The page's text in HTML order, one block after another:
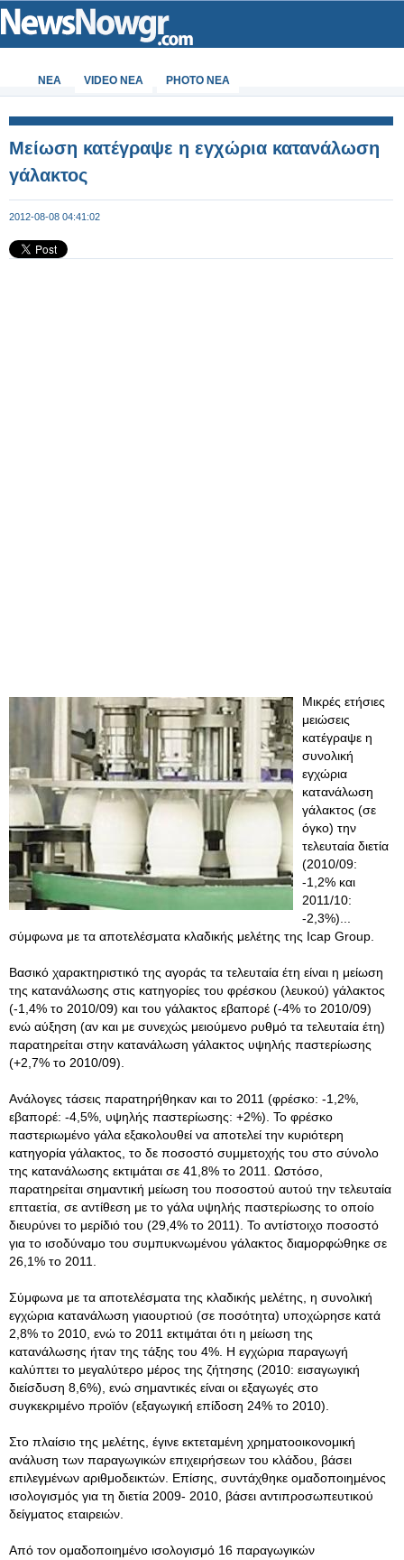
ΝΕΑ VIDEO NEA PHOTO NEA
Μείωση κατέγραψε η εγχώρια κατανάλωση
γάλακτος
2012-08-08 04:41:02
Μικρές ετήσιες
μειώσεις
κατέγραψε η
συνολική
εγχώρια
κατανάλωση
γάλακτος (σε
όγκο) την
τελευταία διετία
(2010/09:
-1,2% και
2011/10:
-2,3%)...
σύμφωνα με τα αποτελέσματα κλαδικής μελέτης της Icap Group.
Bασικό χαρακτηριστικό της αγοράς τα τελευταία έτη είναι η μείωση
της κατανάλωσης στις κατηγορίες του φρέσκου (λευκού) γάλακτος
(-1,4% το 2010/09) και του γάλακτος εβαπορέ (-4% το 2010/09)
ενώ αύξηση (αν και με συνεχώς μειούμενο ρυθμό τα τελευταία έτη)
παρατηρείται στην κατανάλωση γάλακτος υψηλής παστερίωσης
(+2,7% το 2010/09).
Ανάλογες τάσεις παρατηρήθηκαν και το 2011 (φρέσκο: -1,2%,
εβαπορέ: -4,5%, υψηλής παστερίωσης: +2%). Το φρέσκο
παστεριωμένο γάλα εξακολουθεί να αποτελεί την κυριότερη
κατηγορία γάλακτος, το δε ποσοστό συμμετοχής του στο σύνολο
της κατανάλωσης εκτιμάται σε 41,8% το 2011. Ωστόσο,
παρατηρείται σημαντική μείωση του ποσοστού αυτού την τελευταία
επταετία, σε αντίθεση με το γάλα υψηλής παστερίωσης το οποίο
διευρύνει το μερίδιό του (29,4% το 2011). Το αντίστοιχο ποσοστό
για το ισοδύναμο του συμπυκνωμένου γάλακτος διαμορφώθηκε σε
26,1% το 2011.
Σύμφωνα με τα αποτελέσματα της κλαδικής μελέτης, η συνολική
εγχώρια κατανάλωση γιαουρτιού (σε ποσότητα) υποχώρησε κατά
2,8% το 2010, ενώ το 2011 εκτιμάται ότι η μείωση της
κατανάλωσης ήταν της τάξης του 4%. Η εγχώρια παραγωγή
καλύπτει το μεγαλύτερο μέρος της ζήτησης (2010: εισαγωγική
διείσδυση 8,6%), ενώ σημαντικές είναι οι εξαγωγές στο
συγκεκριμένο προϊόν (εξαγωγική επίδοση 24% το 2010).
Στo πλαίσιo της μελέτης, έγινε εκτεταμένη χρηματοοικονομική
ανάλυση των παραγωγικών επιχειρήσεων του κλάδου, βάσει
επιλεγμένων αριθμοδεικτών. Επίσης, συντάχθηκε ομαδοποιημένος
ισολογισμός για τη διετία 2009- 2010, βάσει αντιπροσωπευτικού
δείγματος εταιρειών.
Από τον ομαδοποιημένο ισολογισμό 16 παραγωγικών